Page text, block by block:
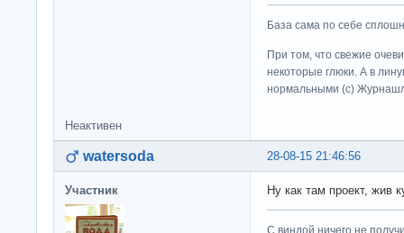
База сама по себе
При том, что свежие
некоторые глюки. А в
нормальными (c)
Неактивен
28-08-15 21:46:56
watersoda
Участник Ну как там проект, жив